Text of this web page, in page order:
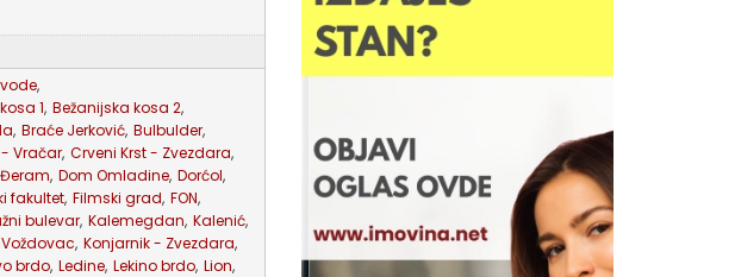
,
1, Bežanijska kosa 2,
, Braće Jerković, Bulbulder,
- Vračar, Crveni Krst - Zvezdara,
Đeram, Dom Omladine, Dorćol,
fakultet, Filmski grad, FON,
bulevar, Kalemegdan, Kalenić,
, Konjarnik - Zvezdara,
brdo, Ledine, Lekino brdo, Lion,